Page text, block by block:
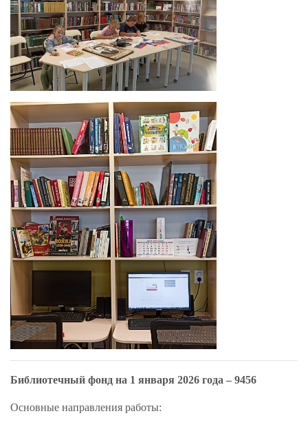
Библиотечный фонд на 1 января 2026 года – 9456
Основные направления работы: